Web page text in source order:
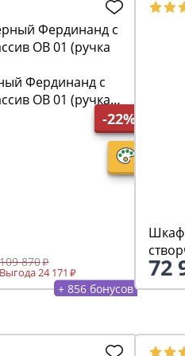
-22%
Фердинанд с
ОВ 01 (ручка
870
24 171
+ 856 бонусов
Шкаф
72